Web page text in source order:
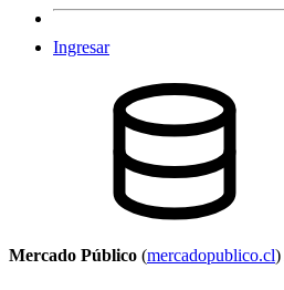
Ingresar
Mercado Público (mercadopublico.cl)